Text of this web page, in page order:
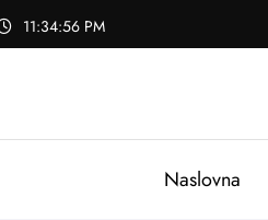
11:34:56 PM
Naslovna